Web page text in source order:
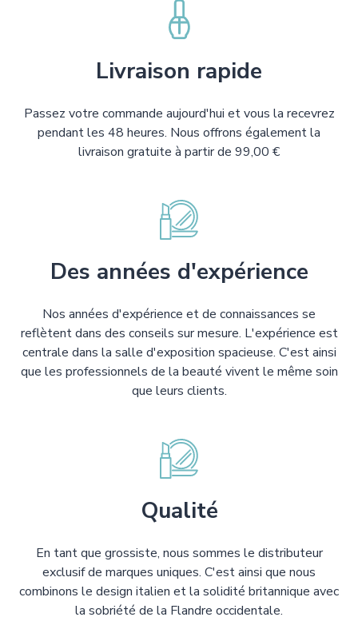
Livraison rapide
Passez votre commande aujourd'hui et vous la recevrez
pendant les 48 heures. Nous offrons également la
livraison gratuite à partir de 99,00 €
Des années d'expérience
Nos années d'expérience et de connaissances se
reflètent dans des conseils sur mesure. L'expérience est
centrale dans la salle d'exposition spacieuse. C'est ainsi
que les professionnels de la beauté vivent le même soin
que leurs clients.
Qualité
En tant que grossiste, nous sommes le distributeur
exclusif de marques uniques. C'est ainsi que nous
combinons le design italien et la solidité britannique avec
la sobriété de la Flandre occidentale.